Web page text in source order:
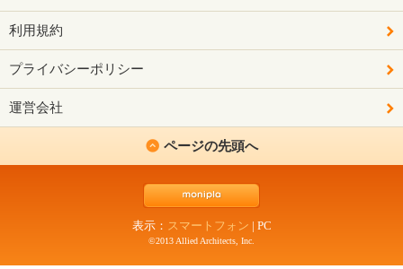
利用規約
プライバシーポリシー
運営会社
ページの先頭へ
表示： スマートフォン | PC
©2013 Allied Architects, Inc.